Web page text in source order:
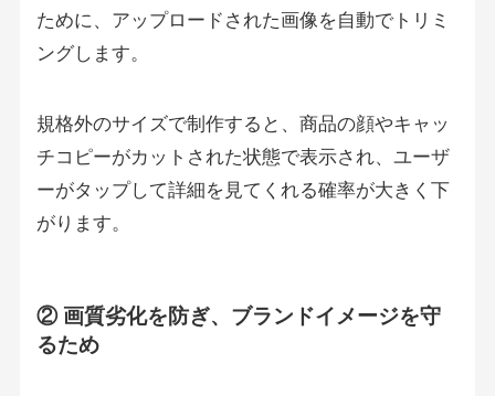
ために、アップロードされた画像を自動でトリミ
ングします。
規格外のサイズで制作すると、商品の顔やキャッ
チコピーがカットされた状態で表示され、ユーザ
ーがタップして詳細を見てくれる確率が大きく下
がります。
② 画質劣化を防ぎ、ブランドイメージを守
るため